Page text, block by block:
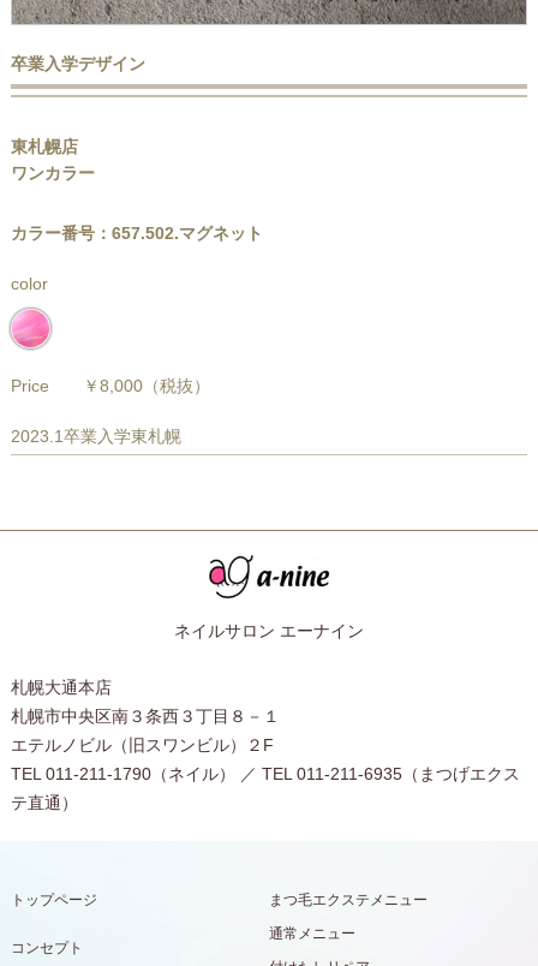
卒業入学デザイン
東札幌店
ワンカラー
カラー番号：657.502.マグネット
color
Price ￥8,000（税抜）
2023.1卒業入学東札幌
ネイルサロン エーナイン
札幌大通本店
札幌市中央区南３条西３丁目８－１
エテルノビル（旧スワンビル）２F
TEL 011-211-1790（ネイル） ／ TEL 011-211-6935（まつげエクス
テ直通）
トップページ
コンセプト
まつ毛エクステメニュー
通常メニュー